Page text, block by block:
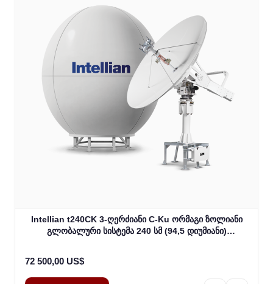
Intellian t240CK 3-ღერძიანი C-Ku ორმაგი ზოლიანი
გლობალური სისტემა 240 სმ (94,5 დიუმიანი)
72 500,00 US$